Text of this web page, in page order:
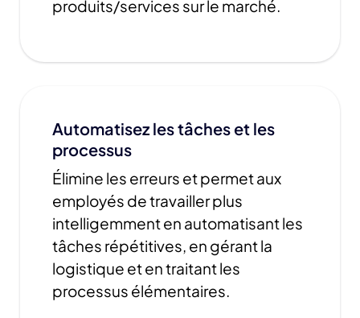
produits/services sur le marché.
Automatisez les tâches et les
processus
Élimine les erreurs et permet aux
employés de travailler plus
intelligemment en automatisant les
tâches répétitives, en gérant la
logistique et en traitant les
processus élémentaires.